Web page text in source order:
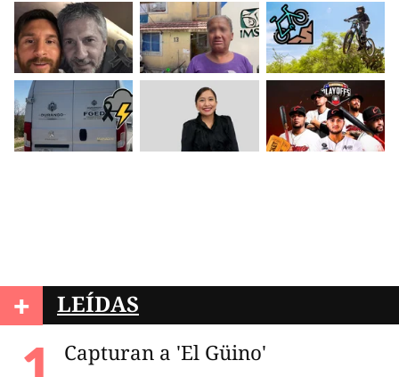
+ LEÍDAS
Capturan a 'El Güino'